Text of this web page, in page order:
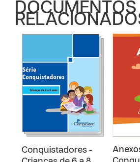
DOCUMENTOS
Conquistadores -